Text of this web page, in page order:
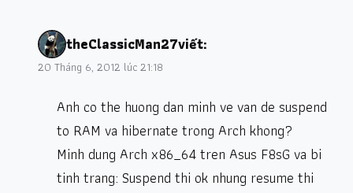
theClassicMan27viết:
20 Tháng 6, 2012 lúc 21:18
Anh co the huong dan minh ve van de suspend
to RAM va hibernate trong Arch khong?
Minh dung Arch x86_64 tren Asus F8sG va bi
tinh trang: Suspend thi ok nhung resume thi